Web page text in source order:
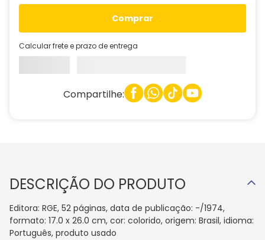
comprar
Calcular frete e prazo de entrega
Compartilhe:
DESCRIÇÃO DO PRODUTO
Editora: RGE, 52 páginas, data de publicação: -/1974,
formato: 17.0 x 26.0 cm, cor: colorido, origem: Brasil, idioma:
Português, produto usado